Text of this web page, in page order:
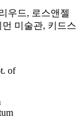
우드, 로스앤젤
미술관, 키드스
of